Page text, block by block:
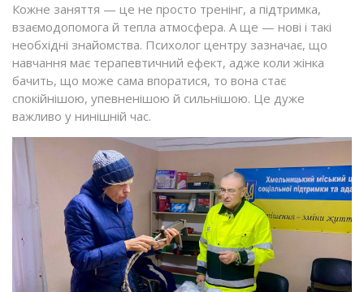
Кожне заняття — це не просто тренінг, а підтримка,
взаємодопомога й тепла атмосфера. А ще — нові і такі
необхідні знайомства. Психолог центру зазначає, що
навчання має терапевтичний ефект, адже коли жінка
бачить, що може сама впоратися, то вона стає
спокійнішою, упевненішою й сильнішою. Це дуже
важливо у нинішній час.